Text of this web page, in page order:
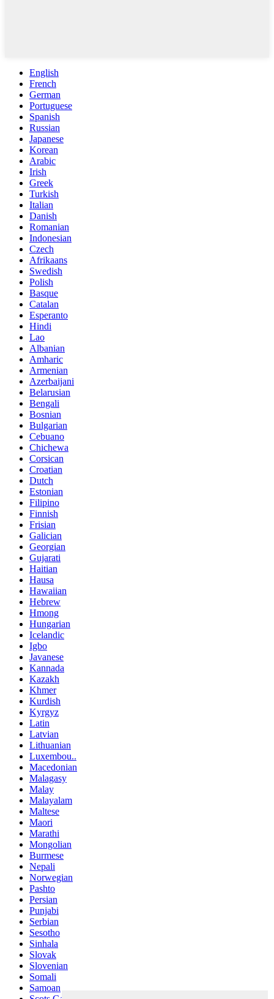
English
French
German
Portuguese
Spanish
Russian
Japanese
Korean
Arabic
Irish
Greek
Turkish
Italian
Danish
Romanian
Indonesian
Czech
Afrikaans
Swedish
Polish
Basque
Catalan
Esperanto
Hindi
Lao
Albanian
Amharic
Armenian
Azerbaijani
Belarusian
Bengali
Bosnian
Bulgarian
Cebuano
Chichewa
Corsican
Croatian
Dutch
Estonian
Filipino
Finnish
Frisian
Galician
Georgian
Gujarati
Haitian
Hausa
Hawaiian
Hebrew
Hmong
Hungarian
Icelandic
Igbo
Javanese
Kannada
Kazakh
Khmer
Kurdish
Kyrgyz
Latin
Latvian
Lithuanian
Luxembou..
Macedonian
Malagasy
Malay
Malayalam
Maltese
Maori
Marathi
Mongolian
Burmese
Nepali
Norwegian
Pashto
Persian
Punjabi
Serbian
Sesotho
Sinhala
Slovak
Slovenian
Somali
Samoan